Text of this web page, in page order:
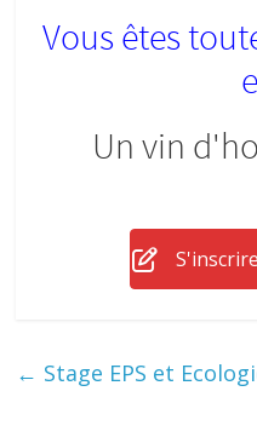
Vous êtes
Un vin
← Stage EPS et